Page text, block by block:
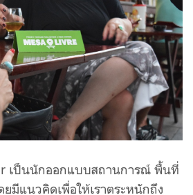
เป็นนักออกแบบสถานการณ์ พื้นที่
มีแนวคิดเพื่อให้เราตระหนักถึง